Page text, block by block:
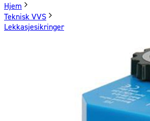
Hjem
Teknisk VVS
Lekkasjesikringer